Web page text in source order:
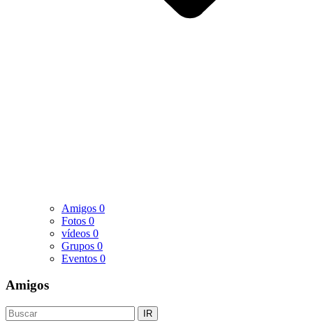
Amigos 0
Fotos 0
vídeos 0
Grupos 0
Eventos 0
Amigos
IR